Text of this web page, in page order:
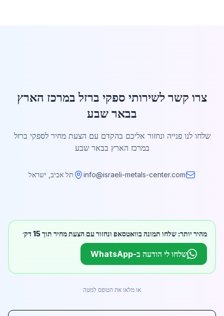
צרו קשר לשירותי ספקי ברזל במרכז הארץ
בבאר שבע
שלחו לנו פנייה ונחזור אליכם בהקדם עם הצעת מחיר לספקי ברזל
במרכז הארץ בבאר שבע
info@israeli-metals-center.com תל אביב, ישראל
מהיר יותר: שלחו תמונה בוואטסאפ ונחזור עם הצעת מחיר תוך 15 דק׳
שלחו לי הודעה ב-WhatsApp
או מלאו את הטופס למטה